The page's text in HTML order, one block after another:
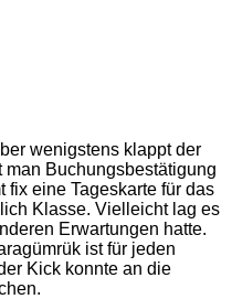
wenigstens klappt der
man Buchungsbestätigung
fix eine Tageskarte für das
Klasse. Vielleicht lag es
Erwartungen hatte.
ist für jeden
Kick konnte an die